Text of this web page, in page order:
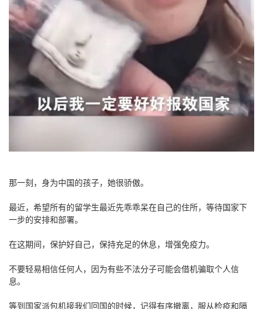
那一刻，身为中国的孩子，她很骄傲。
最近，希望所有的留学生最近先乖乖呆在自己的住所，等待国家下
一步的安排和部署。
在这期间，保护好自己，保持充足的休息，增强免疫力。
不要轻易相信任何人，因为有些不法分子可能会借机骗取个人信
息。
等到国家派包机接我们回国的时候，记得有序撤离，服从检疫和隔